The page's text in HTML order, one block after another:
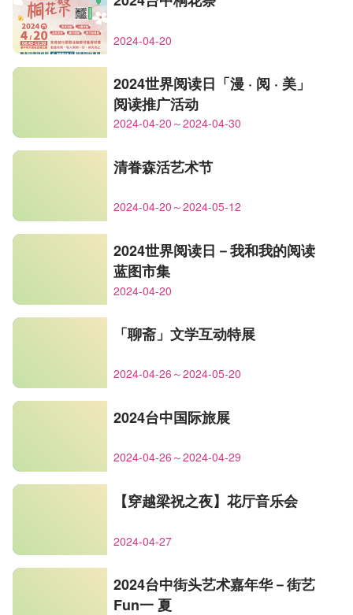
2024-04-20
2024世界阅读日「漫 · 阅 · 美」
阅读推广活动
2024-04-20～2024-04-30
清眷森活艺术节
2024-04-20～2024-05-12
2024世界阅读日－我和我的阅读
蓝图市集
2024-04-20
「聊斋」文学互动特展
2024-04-26～2024-05-20
2024台中国际旅展
2024-04-26～2024-04-29
【穿越梁祝之夜】花厅音乐会
2024-04-27
2024台中街头艺术嘉年华－街艺
Fun一 夏